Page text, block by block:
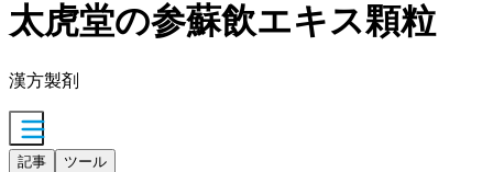
太虎堂の参蘇飲エキス顆粒
漢方製剤
記事 ツール